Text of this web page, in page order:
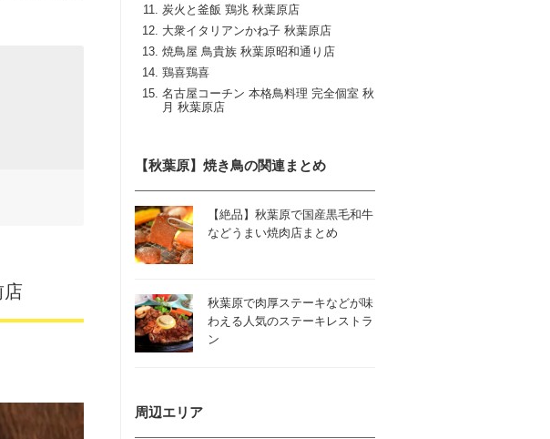
炭火と釜飯 鶏兆 秋葉原店
大衆イタリアンかね子 秋葉原店
焼鳥屋 鳥貴族 秋葉原昭和通り店
鶏喜鶏喜
名古屋コーチン 本格鳥料理 完全個室 秋
月 秋葉原店
店
【秋葉原】焼き鳥の関連まとめ
【絶品】秋葉原で国産黒毛和牛
などうまい焼肉店まとめ
秋葉原で肉厚ステーキなどが味
わえる人気のステーキレストラ
ン
周辺エリア